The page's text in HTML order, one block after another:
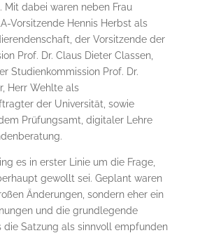
Mit dabei waren neben Frau
Vorsitzende Hennis Herbst als
der Vorsitzende der
Prof. Dr. Claus Dieter Classen,
Studienkommission Prof. Dr.
Herr Wehlte als
der Universität, sowie
Prüfungsamt, digitaler Lehre
es in erster Linie um die Frage,
gewollt sei. Geplant waren
Änderungen, sondern eher ein
und die grundlegende
die Satzung als sinnvoll empfunden